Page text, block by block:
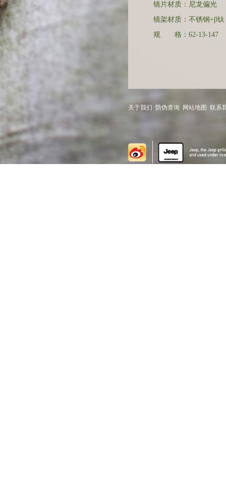
镜片材质：尼龙偏光
镜架材质：不锈钢+β钛
规 格：62-13-147
关于我们 防伪查询 网站地图 联系